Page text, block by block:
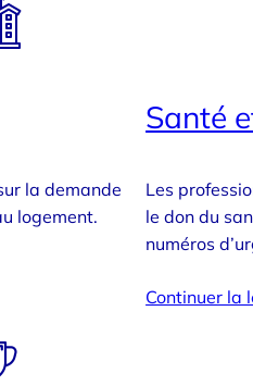
la demande
logement.
Santé
Les
le don du
numéros
Continuer la